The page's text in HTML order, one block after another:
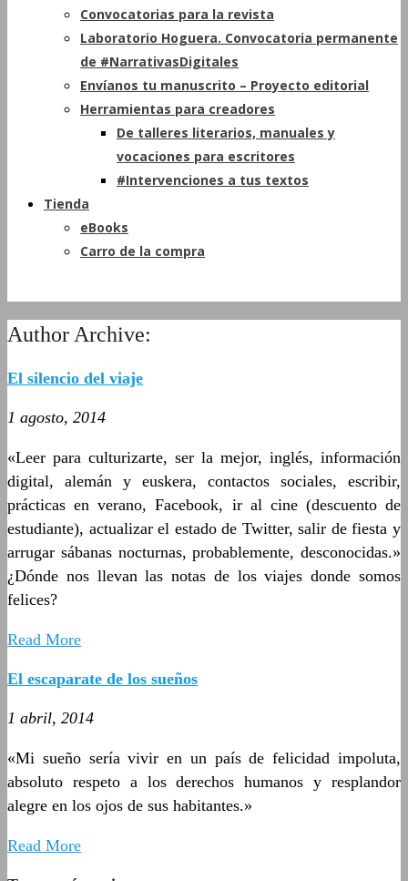
Convocatorias para la revista
Laboratorio Hoguera. Convocatoria permanente
de #NarrativasDigitales
Envíanos tu manuscrito – Proyecto editorial
Herramientas para creadores
De talleres literarios, manuales y
vocaciones para escritores
#Intervenciones a tus textos
Tienda
eBooks
Carro de la compra
Author Archive:
El silencio del viaje
1 agosto, 2014
«Leer para culturizarte, ser la mejor, inglés, información
digital, alemán y euskera, contactos sociales, escribir,
prácticas en verano, Facebook, ir al cine (descuento de
estudiante), actualizar el estado de Twitter, salir de fiesta y
arrugar sábanas nocturnas, probablemente, desconocidas.»
¿Dónde nos llevan las notas de los viajes donde somos
felices?
Read More
El escaparate de los sueños
1 abril, 2014
«Mi sueño sería vivir en un país de felicidad impoluta,
absoluto respeto a los derechos humanos y resplandor
alegre en los ojos de sus habitantes.»
Read More